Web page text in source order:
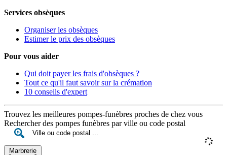
Services obsèques
Organiser les obsèques
Estimer le prix des obsèques
Pour vous aider
Qui doit payer les frais d'obsèques ?
Tout ce qu'il faut savoir sur la crémation
10 conseils d'expert
Trouvez les meilleures pompes-funèbres proches de chez vous
Rechercher des pompes funèbres par ville ou code postal
Marbrerie